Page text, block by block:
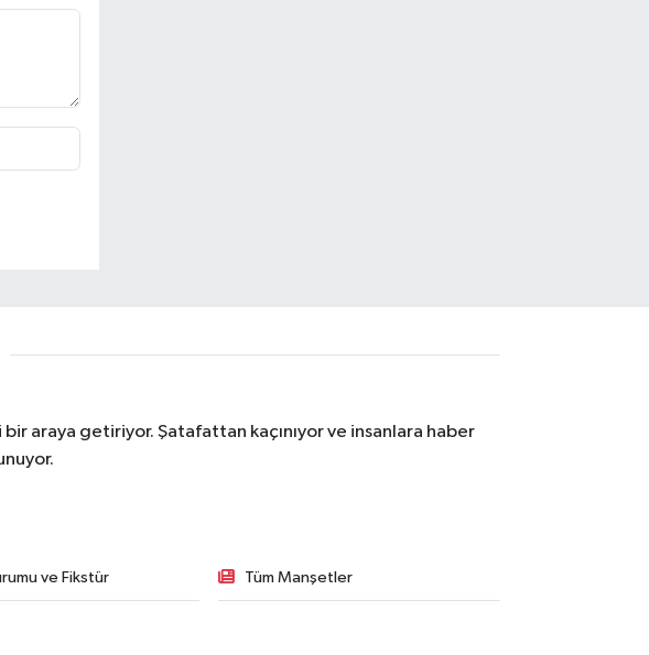
araya getiriyor. Şatafattan kaçınıyor ve insanlara haber
ve Fikstür Tüm Manşetler